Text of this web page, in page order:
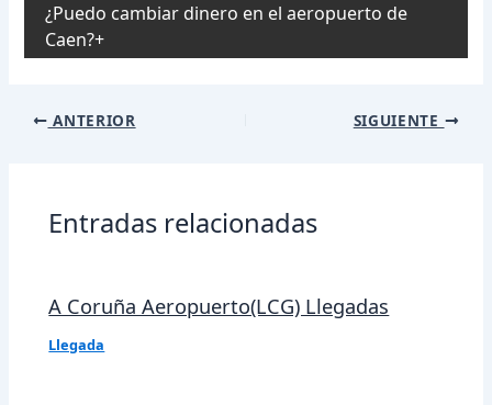
¿Puedo cambiar dinero en el aeropuerto de
Caen?
Navegación
ANTERIOR SIGUIENTE
Entradas relacionadas
A Coruña Aeropuerto(LCG) Llegadas
Llegada